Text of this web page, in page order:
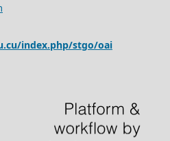
index.php/stgo/oai